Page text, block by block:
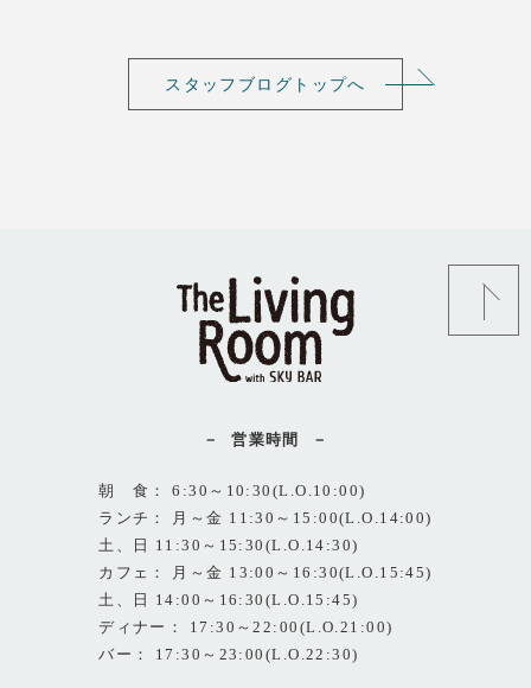
スタッフブログトップへ
営業時間
朝 食： 6:30～10:30(L.O.10:00)
ランチ： 月～金 11:30～15:00(L.O.14:00)
土、日 11:30～15:30(L.O.14:30)
カフェ： 月～金 13:00～16:30(L.O.15:45)
土、日 14:00～16:30(L.O.15:45)
ディナー： 17:30～22:00(L.O.21:00)
バー： 17:30～23:00(L.O.22:30)